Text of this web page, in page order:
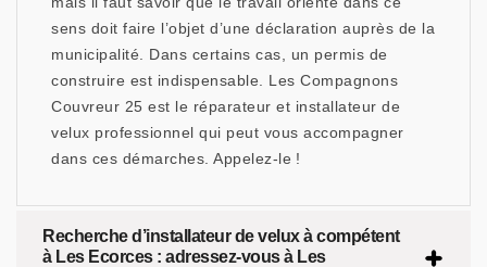
sens doit faire l’objet d’une déclaration auprès de la
municipalité. Dans certains cas, un permis de
construire est indispensable. Les Compagnons
Couvreur 25 est le réparateur et installateur de
velux professionnel qui peut vous accompagner
dans ces démarches. Appelez-le !
Recherche d’installateur de velux à compétent
à Les Ecorces : adressez-vous à Les